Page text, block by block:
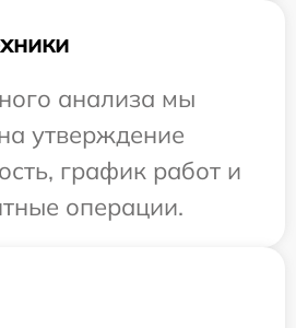
анализа мы
утверждение
график работ и
операции.